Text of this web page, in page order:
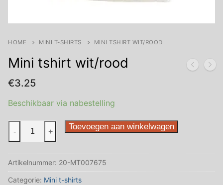
HOME MINI T-SHIRTS MINI TSHIRT WIT/ROOD
Mini tshirt wit/rood
€3.25
Beschikbaar via nabestelling
tshirt
aantal
- + Toevoegen aan winkelwagen
Artikelnummer: 20-MT007675
Categorie: Mini t-shirts